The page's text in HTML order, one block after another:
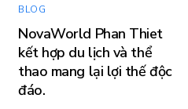
BLOG
NovaWorld Phan Thiet
kết hợp du lịch và thể
thao mang lại lợi thế độc
đáo.